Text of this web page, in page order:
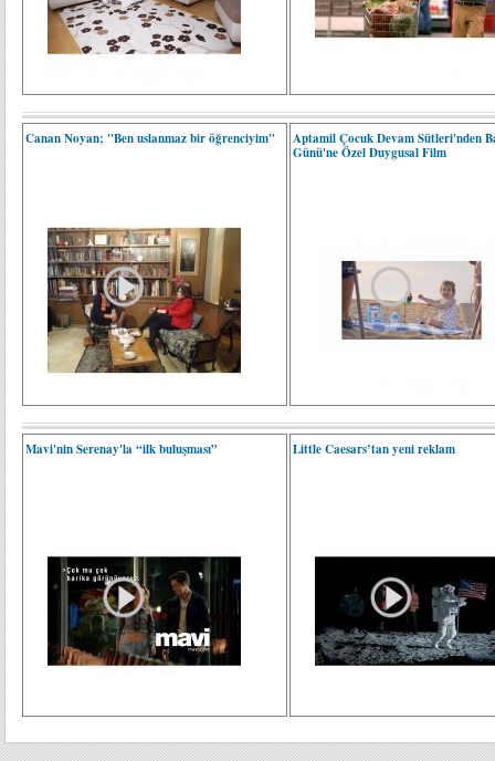
Canan Noyan; "Ben uslanmaz bir öğrenciyim"
Aptamil Çocuk Devam Sütleri'nden
Günü'ne Özel Duygusal Film
Mavi'nin Serenay'la “ilk buluşması” Little Caesars’tan yeni reklam